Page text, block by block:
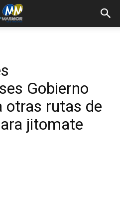
Gobierno
otras rutas de
jitomate